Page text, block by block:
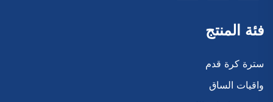
فئة المنتج
سترة كرة قدم
واقيات الساق